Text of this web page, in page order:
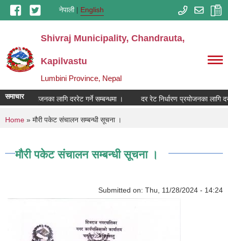
Skip to main contentनेपाली English
Shivraj Municipality, Chandrauta,
Kapilvastu
Lumbini Province, Nepal
समाचारप्रयोजनका लागि दररेट गर्ने सम्बन्धमा । दर रेट निर्धारण प्रयोजनका लागि
You are here
Home » मौरी पकेट संचालन सम्बन्धी सूचना ।
मौरी पकेट संचालन सम्बन्धी सूचना ।
Submitted on: Thu, 11/28/2024 - 14:24